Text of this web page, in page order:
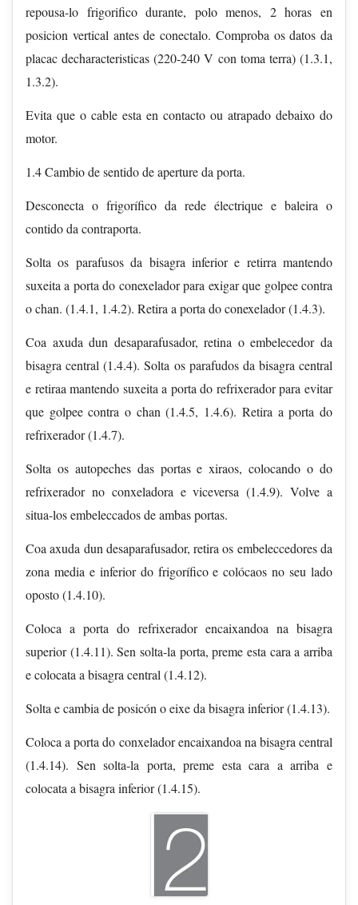
repousa-lo frigorifico durante, polo menos, 2 horas en
posicion vertical antes de conectalo. Comproba os datos da
placac decharacteristicas (220-240 V con toma terra) (1.3.1,
1.3.2).
Evita que o cable esta en contacto ou atrapado debaixo do
motor.
1.4 Cambio de sentido de aperture da porta.
Desconecta o frigorífico da rede électrique e baleira o
contido da contraporta.
Solta os parafusos da bisagra inferior e retirra mantendo
suxeita a porta do conexelador para exigar que golpee contra
o chan. (1.4.1, 1.4.2). Retira a porta do conexelador (1.4.3).
Coa axuda dun desaparafusador, retina o embelecedor da
bisagra central (1.4.4). Solta os parafudos da bisagra central
e retiraa mantendo suxeita a porta do refrixerador para evitar
que golpee contra o chan (1.4.5, 1.4.6). Retira a porta do
refrixerador (1.4.7).
Solta os autopeches das portas e xiraos, colocando o do
refrixerador no conxeladora e viceversa (1.4.9). Volve a
situa-los embeleccados de ambas portas.
Coa axuda dun desaparafusador, retira os embeleccedores da
zona media e inferior do frigorífico e colócaos no seu lado
oposto (1.4.10).
Coloca a porta do refrixerador encaixandoa na bisagra
superior (1.4.11). Sen solta-la porta, preme esta cara a arriba
e colocata a bisagra central (1.4.12).
Solta e cambia de posicón o eixe da bisagra inferior (1.4.13).
Coloca a porta do conxelador encaixandoa na bisagra central
(1.4.14). Sen solta-la porta, preme esta cara a arriba e
colocata a bisagra inferior (1.4.15).